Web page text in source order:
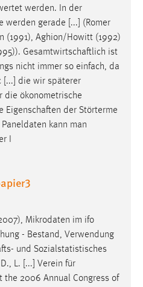
werden. In der
werden gerade [...] (Romer
(1991), Aghion/Howitt (1992)
Gesamtwirtschaftlich ist
nicht immer so einfach, da
[...] die wir späterer
die ökonometrische
Eigenschaften der Störterme
kann man
I
Mikrodaten im ifo
- Bestand, Verwendung
- und Sozialstatistisches
L. [...] Verein für
2006 Annual Congress of